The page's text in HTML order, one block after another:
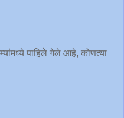
पाहिले गेले आहे, कोणत्या